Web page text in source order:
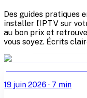
Des guides pratiques
installer l’IPTV sur
au bon prix et
vous soyez. Écrits
19 juin 2026 · 7 min